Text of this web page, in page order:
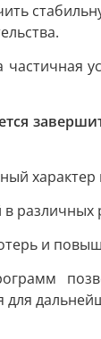
различных
и